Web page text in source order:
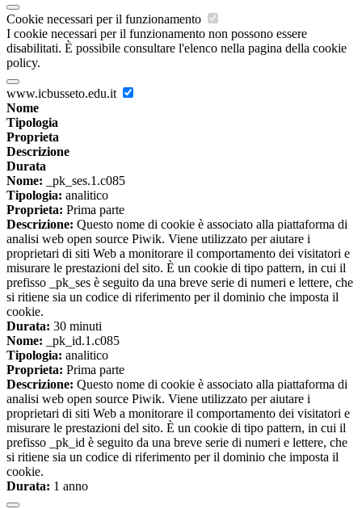
Cookie necessari per il funzionamento
I cookie necessari per il funzionamento non possono essere
disabilitati. È possibile consultare l'elenco nella pagina della cookie
policy.
www.icbusseto.edu.it
Nome
Tipologia
Proprieta
Descrizione
Durata
Nome: _pk_ses.1.c085
Tipologia: analitico
Proprieta: Prima parte
Descrizione: Questo nome di cookie è associato alla piattaforma di
analisi web open source Piwik. Viene utilizzato per aiutare i
proprietari di siti Web a monitorare il comportamento dei visitatori e
misurare le prestazioni del sito. È un cookie di tipo pattern, in cui il
prefisso _pk_ses è seguito da una breve serie di numeri e lettere, che
si ritiene sia un codice di riferimento per il dominio che imposta il
cookie.
Durata: 30 minuti
Nome: _pk_id.1.c085
Tipologia: analitico
Proprieta: Prima parte
Descrizione: Questo nome di cookie è associato alla piattaforma di
analisi web open source Piwik. Viene utilizzato per aiutare i
proprietari di siti Web a monitorare il comportamento dei visitatori e
misurare le prestazioni del sito. È un cookie di tipo pattern, in cui il
prefisso _pk_id è seguito da una breve serie di numeri e lettere, che
si ritiene sia un codice di riferimento per il dominio che imposta il
cookie.
Durata: 1 anno